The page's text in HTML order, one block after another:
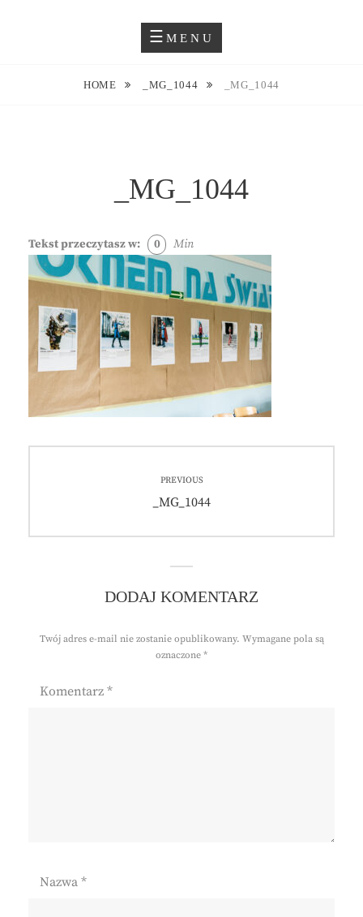
JUSTYNA EWA GROCHOWSKA
MENU
HOME _MG_1044 _MG_1044
_MG_1044
Tekst przeczytasz w: 0 Min
PREVIOUS
Previous
_MG_1044
DODAJ KOMENTARZ
Twój adres e-mail nie zostanie opublikowany. Wymagane pola są
oznaczone *
Komentarz *
Nazwa *